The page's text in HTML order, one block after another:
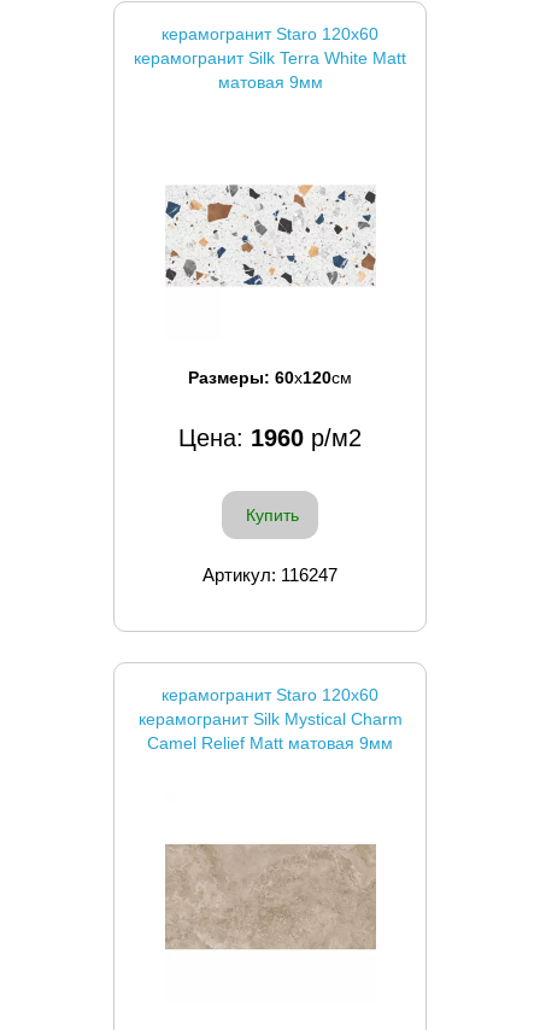
керамогранит Staro 120x60
керамогранит Silk Terra White Matt
матовая 9мм
Размеры: 60x120см
Цена: 1960 р/м2
Купить
Артикул: 116247
керамогранит Staro 120x60
керамогранит Silk Mystical Charm
Camel Relief Matt матовая 9мм